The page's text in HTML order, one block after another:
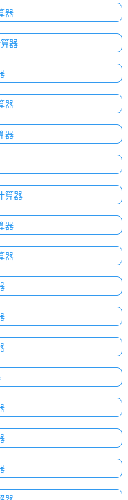
器
器
器
器
算器
器
器